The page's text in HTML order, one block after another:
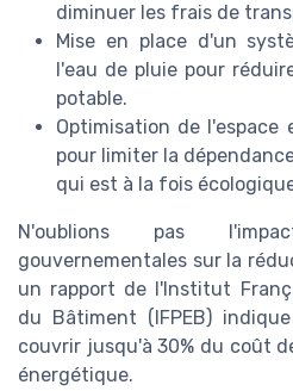
diminuer les frais de
Mise en place d'un
l'eau de pluie pour
potable.
Optimisation de
pour limiter la
qui est à la fois
N'oublions pas
gouvernementales sur la
un rapport de l'Institut
du Bâtiment (IFPEB)
couvrir jusqu'à 30% du coût
énergétique.